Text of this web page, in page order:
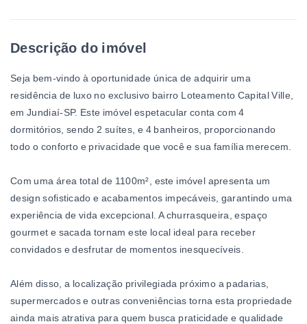
Descrição do imóvel
Seja bem-vindo à oportunidade única de adquirir uma
residência de luxo no exclusivo bairro Loteamento Capital Ville,
em Jundiaí-SP. Este imóvel espetacular conta com 4
dormitórios, sendo 2 suítes, e 4 banheiros, proporcionando
todo o conforto e privacidade que você e sua família merecem.
Com uma área total de 1100m², este imóvel apresenta um
design sofisticado e acabamentos impecáveis, garantindo uma
experiência de vida excepcional. A churrasqueira, espaço
gourmet e sacada tornam este local ideal para receber
convidados e desfrutar de momentos inesquecíveis.
Além disso, a localização privilegiada próximo a padarias,
supermercados e outras conveniências torna esta propriedade
ainda mais atrativa para quem busca praticidade e qualidade